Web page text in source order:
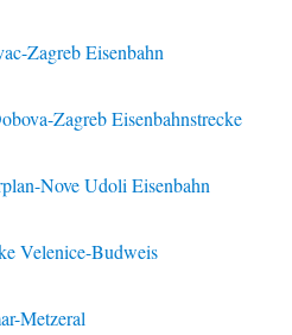
Zagreb Eisenbahn
Zagreb Eisenbahnstrecke
Nove Udoli Eisenbahn
Velenice-Budweis
Metzeral